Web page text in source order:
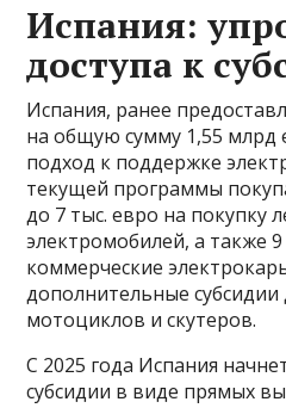
Испания:
доступа к
Испания, ранее
на общую сумму 1,55 млрд
подход к поддержке
текущей программы
до 7 тыс. евро на покупку
электромобилей, а также
коммерческие
дополнительные субсидии
мотоциклов и скутеров.
С 2025 года Испания
субсидии в виде прямых